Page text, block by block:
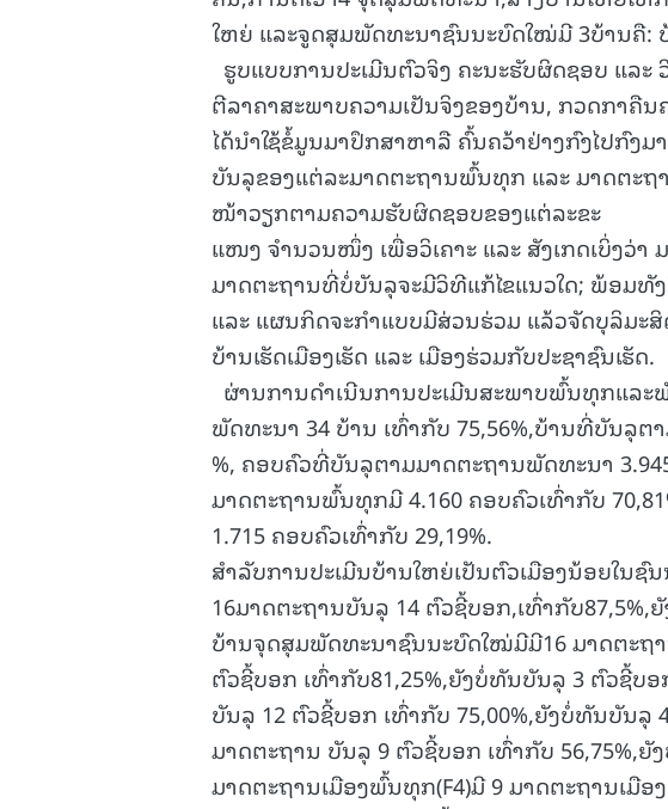
ໃຫຍ່ ແລະຈູດສຸມພັດທະນາຊົນນະບົດໃໝ່ມີ 3ບ້ານຄື:
ຮູບແບບການປະເມີນຕົວຈິງ ຄະນະຮັບຜິດຊອບ ແລ
ຕີລາຄາສະພາບຄວາມເປັນຈິງຂອງບ້ານ, ກວດກາຄື
ໄດ້ນໍາໃຊ້ຂໍ້ມູນມາປຶກສາຫາລື ຄົ້ນຄວ້າຢ່າງກົງໄປກົງ
ບັນລຸຂອງແຕ່ລະມາດຕະຖານພົ້ນທຸກ ແລະ ມາດຕະຖ
ໜ້າວຽກຕາມຄວາມຮັບຜິດຊອບຂອງແຕ່ລະຂະ
ແໜງ ຈໍານວນໜຶ່ງ ເພື່ອວິເຄາະ ແລະ ສັງເກດເບິ່ງວ່າ
ມາດຕະຖານທີ່ບໍ່ບັນລຸຈະມີວິທີແກ້ໄຂແນວໃດ; ພ້ອມ
ແລະ ແຜນກິດຈະກໍາແບບມີສ່ວນຮ່ວມ ແລ້ວຈັດບຸລິມະ
ບ້ານເຮັດເມືອງເຮັດ ແລະ ເມືອງຮ່ວມກັບປະຊາຊົນເຮັດ.
ຜ່ານການດຳເນີນການປະເມີນສະພາບພົ້ນທຸກແລະ
ພັດທະນາ 34 ບ້ານ ເທົ່າກັບ 75,56%,ບ້ານທີ່ບັນລຸ
%, ຄອບຄົວທີ່ບັນລຸຕາມມາດຕະຖານພັດທະນາ
ມາດຕະຖານພົ້ນທຸກມີ 4.160 ຄອບຄົວເທົ່າກັບ
1.715 ຄອບຄົວເທົ່າກັບ 29,19%.
ສໍາລັບການປະເມີນບ້ານໃຫຍ່ເປັນຕົວເມືອງນ້ອຍໃນຊົ
16ມາດຕະຖານບັນລຸ 14 ຕົວຊີ້ບອກ,ເທົ່າກັບ
ບ້ານຈຸດສຸມພັດທະນາຊົນນະບົດໃໝ່ມີມີ16 ມາດຕະຖ
ຕົວຊີ້ບອກ ເທົ່າກັບ81,25%,ຍັງບໍ່ທັນບັນລຸ 3 ຕົວຊີ້ບ
ບັນລຸ 12 ຕົວຊີ້ບອກ ເທົ່າກັບ 75,00%,ຍັງບໍ່ທັນບັນລຸ
ມາດຕະຖານ ບັນລຸ 9 ຕົວຊີ້ບອກ ເທົ່າກັບ 56,75%,ຍັ
ມາດຕະຖານເມືອງພົ້ນທຸກ(F4)ມີ 9 ມາດຕະຖານເມືອ